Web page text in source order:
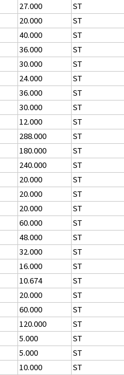
27.000 ST
20.000 ST
40.000 ST
36.000 ST
30.000 ST
24.000 ST
36.000 ST
30.000 ST
12.000 ST
288.000 ST
180.000 ST
240.000 ST
20.000 ST
20.000 ST
20.000 ST
60.000 ST
48.000 ST
32.000 ST
16.000 ST
10.674 ST
20.000 ST
60.000 ST
120.000 ST
5.000 ST
5.000 ST
10.000 ST